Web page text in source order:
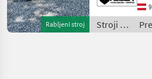
Rabljeni stroj
abnehmbar *
Risse Sofort
und abhol
Stroji z
motorji /